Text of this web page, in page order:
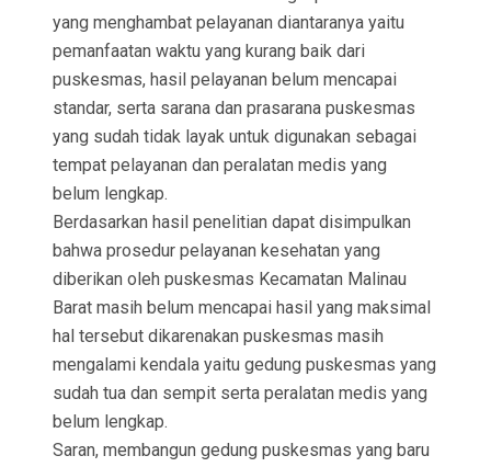
yang menghambat pelayanan diantaranya yaitu
pemanfaatan waktu yang kurang baik dari
puskesmas, hasil pelayanan belum mencapai
standar, serta sarana dan prasarana puskesmas
yang sudah tidak layak untuk digunakan sebagai
tempat pelayanan dan peralatan medis yang
belum lengkap.
Berdasarkan hasil penelitian dapat disimpulkan
bahwa prosedur pelayanan kesehatan yang
diberikan oleh puskesmas Kecamatan Malinau
Barat masih belum mencapai hasil yang maksimal
hal tersebut dikarenakan puskesmas masih
mengalami kendala yaitu gedung puskesmas yang
sudah tua dan sempit serta peralatan medis yang
belum lengkap.
Saran, membangun gedung puskesmas yang baru